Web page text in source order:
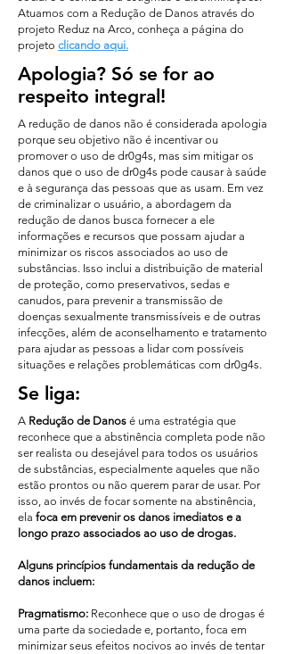
Atuamos com a Redução de Danos através do
projeto Reduz na Arco, conheça a página do
projeto clicando aqui.
Apologia? Só se for ao
respeito integral!
A redução de danos não é considerada apologia
porque seu objetivo não é incentivar ou
promover o uso de dr0g4s, mas sim mitigar os
danos que o uso de dr0g4s pode causar à saúde
e à segurança das pessoas que as usam. Em vez
de criminalizar o usuário, a abordagem da
redução de danos busca fornecer a ele
informações e recursos que possam ajudar a
minimizar os riscos associados ao uso de
substâncias. Isso inclui a distribuição de material
de proteção, como preservativos, sedas e
canudos, para prevenir a transmissão de
doenças sexualmente transmissíveis e de outras
infecções, além de aconselhamento e tratamento
para ajudar as pessoas a lidar com possíveis
situações e relações problemáticas com dr0g4s.
Se liga:
A Redução de Danos é uma estratégia que
reconhece que a abstinência completa pode não
ser realista ou desejável para todos os usuários
de substâncias, especialmente aqueles que não
estão prontos ou não querem parar de usar. Por
isso, ao invés de focar somente na abstinência,
ela foca em prevenir os danos imediatos e a
longo prazo associados ao uso de drogas.
Alguns princípios fundamentais da redução de
danos incluem:
Pragmatismo: Reconhece que o uso de drogas é
uma parte da sociedade e, portanto, foca em
minimizar seus efeitos nocivos ao invés de tentar